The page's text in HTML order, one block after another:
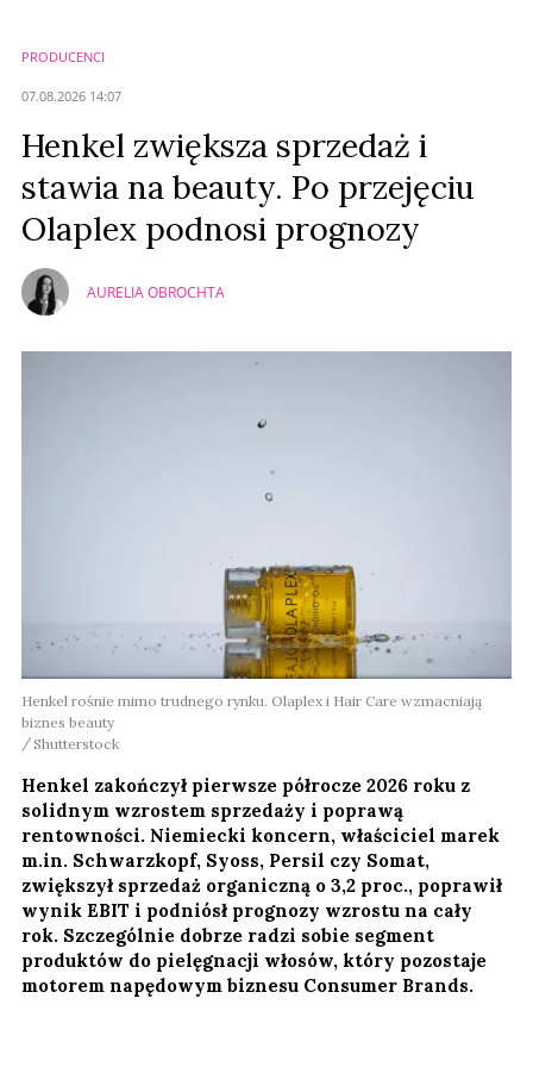
PRODUCENCI
07.08.2026 14:07
Henkel zwiększa sprzedaż i
stawia na beauty. Po przejęciu
Olaplex podnosi prognozy
AURELIA OBROCHTA
Henkel rośnie mimo trudnego rynku. Olaplex i Hair Care wzmacniają
biznes beauty
Shutterstock
Henkel zakończył pierwsze półrocze 2026 roku z
solidnym wzrostem sprzedaży i poprawą
rentowności. Niemiecki koncern, właściciel marek
m.in. Schwarzkopf, Syoss, Persil czy Somat,
zwiększył sprzedaż organiczną o 3,2 proc., poprawił
wynik EBIT i podniósł prognozy wzrostu na cały
rok. Szczególnie dobrze radzi sobie segment
produktów do pielęgnacji włosów, który pozostaje
motorem napędowym biznesu Consumer Brands.